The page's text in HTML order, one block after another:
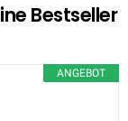
Bestseller
ANGEBOT